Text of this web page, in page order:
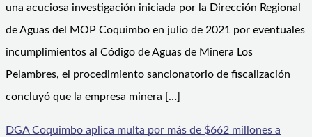
una acuciosa investigación iniciada por la Dirección Regional
de Aguas del MOP Coquimbo en julio de 2021 por eventuales
incumplimientos al Código de Aguas de Minera Los
Pelambres, el procedimiento sancionatorio de fiscalización
concluyó que la empresa minera […]
DGA Coquimbo aplica multa por más de $662 millones a